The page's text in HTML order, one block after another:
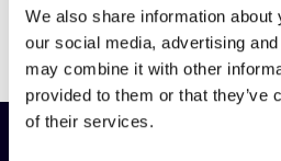
We also share information
our social media, advertising
may combine it with other
provided to them or that they’ve
of their services.